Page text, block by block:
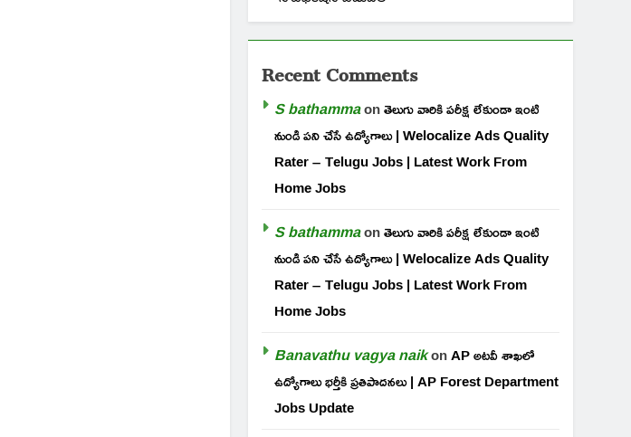
Recent Comments
S bathammaonతెలుగు వారికి పరీక్ష లేకుండా ఇంటి
నుండి పని చేసే ఉద్యోగాలు | Welocalize Ads Quality
Rater – Telugu Jobs | Latest Work From
Home Jobs
S bathammaonతెలుగు వారికి పరీక్ష లేకుండా ఇంటి
నుండి పని చేసే ఉద్యోగాలు | Welocalize Ads Quality
Rater – Telugu Jobs | Latest Work From
Home Jobs
Banavathu vagya naikonAP అటవీ శాఖలో
ఉద్యోగాలు భర్తీకి ప్రతిపాదనలు | AP Forest Department
Jobs Update